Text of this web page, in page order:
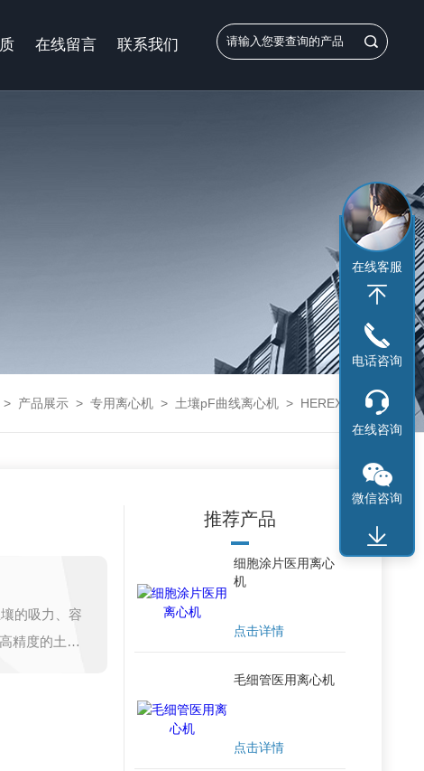
在线留言 联系我们
> 产品展示 > 专用离心机 > 土壤pF曲线离心机 > HEREXI全自动土壤pF曲线离心机
的吸力、容
精度的土壤
文学、农业
推荐产品
细胞涂片医用离心
机
点击详情
毛细管医用离心机
点击详情
在线客服
电话咨询
在线咨询
微信咨询